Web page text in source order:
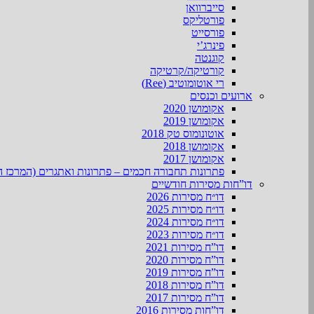
סייברוואן
פורטליקס
פורסייט
פינרג’י
קוגנטה
קורטיקה/קרטיקה
רי אוטומוטיב (Ree)
ארועים וכנסים
אקומושן 2020
אקומושן 2019
אוטונומוס טק 2018
אקומושן 2018
אקומושן 2017
פתרונות תחבורה חכמים – פתרונות ואתגרים (המרכז
דו”חות מסירות חודשיים
דו״ח מסירות 2026
דו״ח מסירות 2025
דו״ח מסירות 2024
דו״ח מסירות 2023
דו”ח מסירות 2021
דו”ח מסירות 2020
דו”ח מסירות 2019
דו”ח מסירות 2018
דו”ח מסירות 2017
דו”חות מסירות 2016